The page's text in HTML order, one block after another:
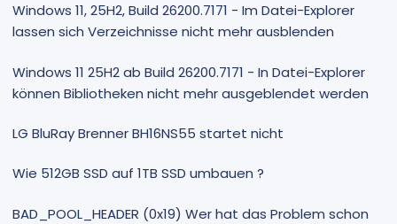
Windows 11, 25H2, Build 26200.7171 - Im Datei-Explorer
lassen sich Verzeichnisse nicht mehr ausblenden
Windows 11 25H2 ab Build 26200.7171 - In Datei-Explorer
können Bibliotheken nicht mehr ausgeblendet werden
LG BluRay Brenner BH16NS55 startet nicht
Wie 512GB SSD auf 1TB SSD umbauen ?
BAD_POOL_HEADER (0x19) Wer hat das Problem schon